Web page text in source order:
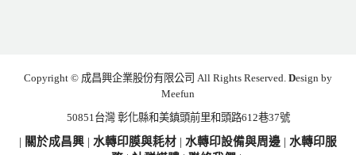
Copyright © 成昌興企業股份有限公司 All Rights Reserved. Design by
Meefun
50851台灣 彰化縣和美鎮頭前里和頭路612巷37號
| 關於成昌興 | 水轉印膜與耗材 | 水轉印設備與周邊 | 水轉印服